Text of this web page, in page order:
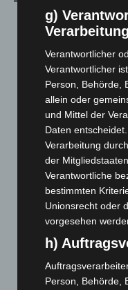
August 2026(14)
Juni 2026
Mai 2026(99)
April 2026 (99)
März 2026
(115)
Februar 2026(109)
Januar 2026(122)
Dezember 2025(103)
November 2025(114)
Oktober 2025(112)
September 2025(93)
August 2025(90)
g)
Verantwortlicher
Verantwortlicher
Person, Behörde,
allein oder
und Mittel der
Daten
Verarbeitung
der
Verantwortliche
bestimmten
Unionsrecht oder
vorgesehen
h)
Person, Behörde,